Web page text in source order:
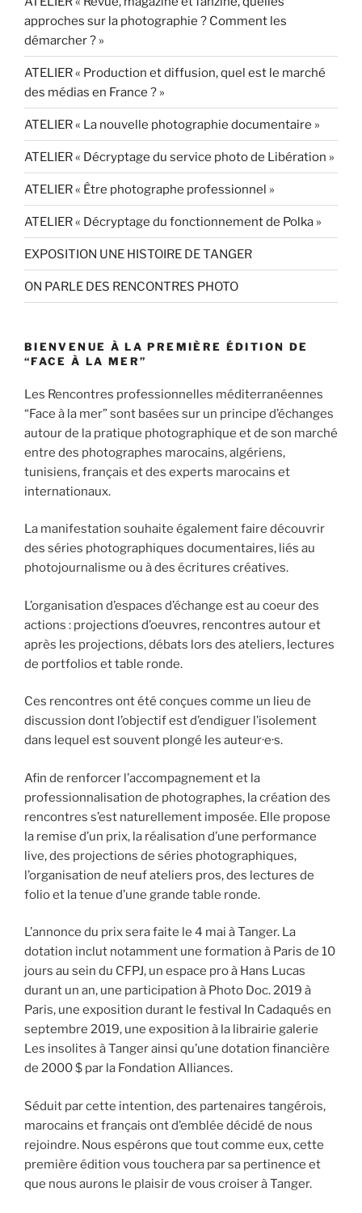
approches sur la photographie ? Comment les
démarcher ? »
ATELIER « Production et diffusion, quel est le marché
des médias en France ? »
ATELIER « La nouvelle photographie documentaire »
ATELIER « Décryptage du service photo de Libération »
ATELIER « Être photographe professionnel »
ATELIER « Décryptage du fonctionnement de Polka »
EXPOSITION UNE HISTOIRE DE TANGER
ON PARLE DES RENCONTRES PHOTO
BIENVENUE À LA PREMIÈRE ÉDITION DE
“FACE À LA MER”
Les Rencontres professionnelles méditerranéennes
“Face à la mer” sont basées sur un principe d’échanges
autour de la pratique photographique et de son marché
entre des photographes marocains, algériens,
tunisiens, français et des experts marocains et
internationaux.
La manifestation souhaite également faire découvrir
des séries photographiques documentaires, liés au
photojournalisme ou à des écritures créatives.
L’organisation d’espaces d’échange est au coeur des
actions : projections d’oeuvres, rencontres autour et
après les projections, débats lors des ateliers, lectures
de portfolios et table ronde.
Ces rencontres ont été conçues comme un lieu de
discussion dont l’objectif est d’endiguer l’isolement
dans lequel est souvent plongé les auteur·e·s.
Afin de renforcer l’accompagnement et la
professionnalisation de photographes, la création des
rencontres s’est naturellement imposée. Elle propose
la remise d’un prix, la réalisation d’une performance
live, des projections de séries photographiques,
l’organisation de neuf ateliers pros, des lectures de
folio et la tenue d’une grande table ronde.
L’annonce du prix sera faite le 4 mai à Tanger. La
dotation inclut notamment une formation à Paris de 10
jours au sein du CFPJ, un espace pro à Hans Lucas
durant un an, une participation à Photo Doc. 2019 à
Paris, une exposition durant le festival In Cadaqués en
septembre 2019, une exposition à la librairie galerie
Les insolites à Tanger ainsi qu’une dotation financière
de 2000 $ par la Fondation Alliances.
Séduit par cette intention, des partenaires tangérois,
marocains et français ont d’emblée décidé de nous
rejoindre. Nous espérons que tout comme eux, cette
première édition vous touchera par sa pertinence et
que nous aurons le plaisir de vous croiser à Tanger.